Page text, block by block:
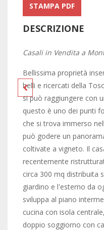
STAMPA PDF
DESCRIZIONE
Casali in Vendita a
Bellissima proprietà
belli e ricercati della
si può raggiungere con
questo è uno dei punti
che si trova immerso
può godere un
coltivate a vigneto. Il
recentemente
circa 300 mq distribuita
giardino e l'esterno da
sviluppa al piano
cucina con isola
doppio soggiorno con